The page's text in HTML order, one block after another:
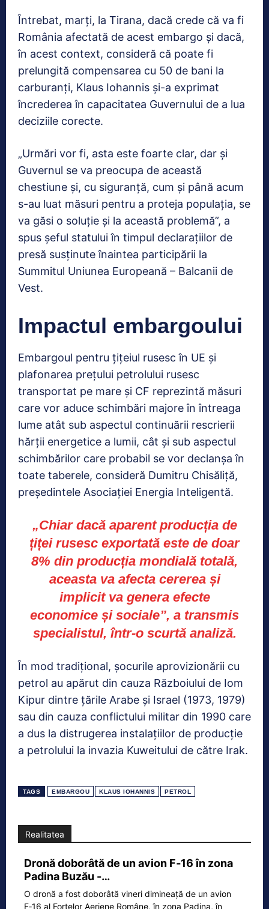
Întrebat, marți, la Tirana, dacă crede că va fi
România afectată de acest embargo și dacă,
în acest context, consideră că poate fi
prelungită compensarea cu 50 de bani la
carburanți, Klaus Iohannis și-a exprimat
încrederea în capacitatea Guvernului de a lua
deciziile corecte.
„Urmări vor fi, asta este foarte clar, dar și
Guvernul se va preocupa de această
chestiune și, cu siguranță, cum și până acum
s-au luat măsuri pentru a proteja populația, se
va găsi o soluție și la această problemă”, a
spus șeful statului în timpul declarațiilor de
presă susținute înaintea participării la
Summitul Uniunea Europeană – Balcanii de
Vest.
Impactul embargoului
Embargoul pentru țițeiul rusesc în UE și
plafonarea prețului petrolului rusesc
transportat pe mare și CF reprezintă măsuri
care vor aduce schimbări majore în întreaga
lume atât sub aspectul continuării rescrierii
hărții energetice a lumii, cât și sub aspectul
schimbărilor care probabil se vor declanșa în
toate taberele, consideră Dumitru Chisăliță,
președintele Asociației Energia Inteligentă.
„Chiar dacă aparent producția de
țiței rusesc exportată este de doar
8% din producția mondială totală,
aceasta va afecta cererea și
implicit va genera efecte
economice și sociale”, a transmis
specialistul, într-o scurtă analiză.
În mod tradițional, șocurile aprovizionării cu
petrol au apărut din cauza Războiului de Iom
Kipur dintre țările Arabe și Israel (1973, 1979)
sau din cauza conflictului militar din 1990 care
a dus la distrugerea instalațiilor de producție
a petrolului la invazia Kuweitului de către Irak.
TAGS EMBARGOU KLAUS IOHANNIS PETROL
Realitatea
Dronă doborâtă de un avion F‑16 în zona
Padina Buzău -…
O dronă a fost doborâtă vineri dimineață de un avion
F‑16 al Forțelor Aeriene Române, în zona Padina, în